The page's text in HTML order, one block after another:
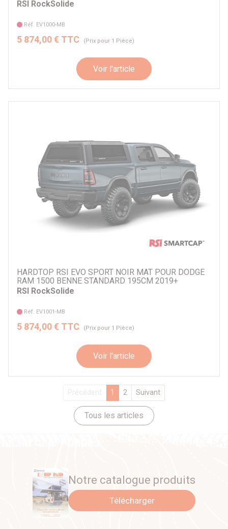
Tous les articles
RSI RockSolide
Réf. EV1000-MB
5 874,00 € TTC (Prix pour 1 Pièce)
Voir l'article
HARDTOP RSI EVO SPORT NOIR MAT POUR DODGE
RAM 1500 BENNE STANDARD 195CM 2019+
RSI RockSolide
Réf. EV1001-MB
5 874,00 € TTC (Prix pour 1 Pièce)
Voir l'article
Précédent 1 2 Suivant
Notre catalogue produits
Télécharger